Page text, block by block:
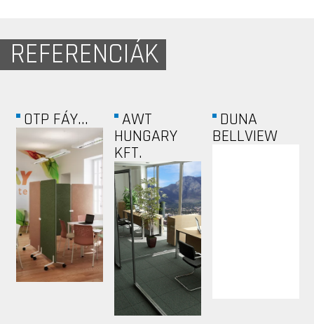
REFERENCIÁK
OTP FÁY...
AWT
HUNGARY
KFT.
DUNA
BELLVIEW